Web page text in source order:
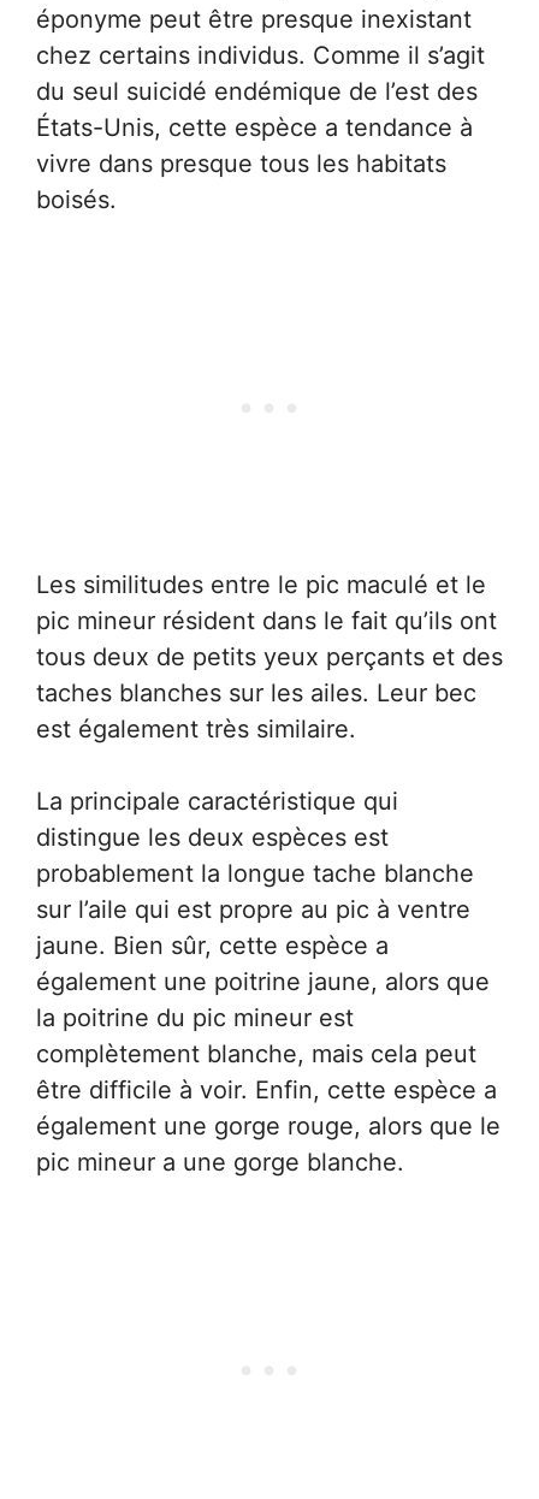
éponyme peut être presque inexistant
chez certains individus. Comme il s’agit
du seul suicidé endémique de l’est des
États-Unis, cette espèce a tendance à
vivre dans presque tous les habitats
boisés.
Les similitudes entre le pic maculé et le
pic mineur résident dans le fait qu’ils ont
tous deux de petits yeux perçants et des
taches blanches sur les ailes. Leur bec
est également très similaire.
La principale caractéristique qui
distingue les deux espèces est
probablement la longue tache blanche
sur l’aile qui est propre au pic à ventre
jaune. Bien sûr, cette espèce a
également une poitrine jaune, alors que
la poitrine du pic mineur est
complètement blanche, mais cela peut
être difficile à voir. Enfin, cette espèce a
également une gorge rouge, alors que le
pic mineur a une gorge blanche.